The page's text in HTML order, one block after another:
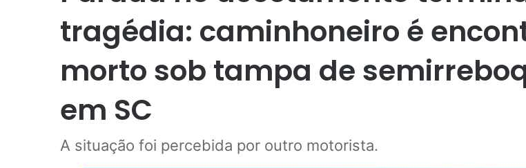
tragédia: caminhoneiro é
morto sob tampa de
em SC
A situação foi percebida por outro motorista.